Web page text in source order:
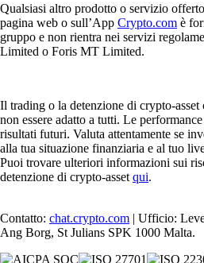
Qualsiasi altro prodotto o servizio
pagina web o sull’App Crypto.com è
gruppo e non rientra nei servizi
Limited o Foris MT Limited.
Il trading o la detenzione di crypto-
non essere adatto a tutti. Le
risultati futuri. Valuta attentamente se
alla tua situazione finanziaria e al tuo
Puoi trovare ulteriori informazioni sui
detenzione di crypto-asset qui.
Contatto: chat.crypto.com | Ufficio:
Ang Borg, St Julians SPK 1000 Malta.